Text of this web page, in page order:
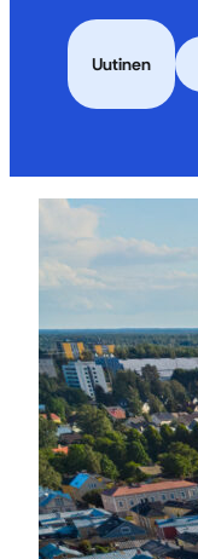
Uutinen